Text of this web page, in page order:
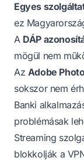
Egyes
ez
A DÁP
mögül nem
Az Adobe
sokszor nem
Banki
problémásak
Streaming
blokkolják a